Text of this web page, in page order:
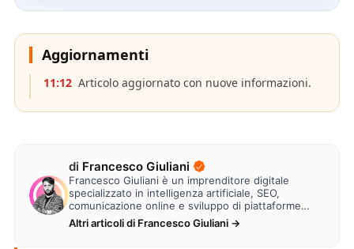
Aggiornamenti
11:12 Articolo aggiornato con nuove informazioni.
di Francesco Giuliani
Francesco Giuliani è un imprenditore digitale
specializzato in intelligenza artificiale, SEO,
comunicazione online e sviluppo di piattaforme
web. Lavora alla creazione di…
Altri articoli di Francesco Giuliani →